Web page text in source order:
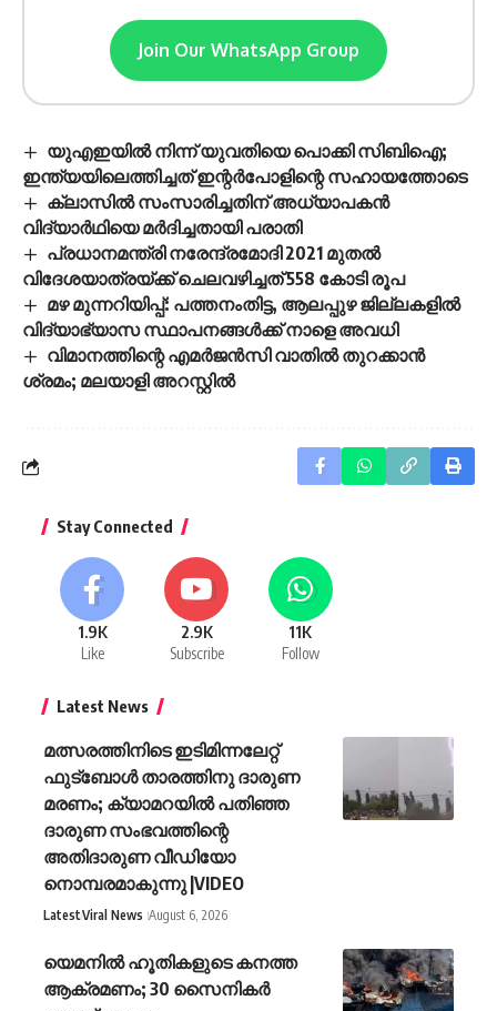
Join Our WhatsApp Group
യുഎഇയിൽ നിന്ന് യുവതിയെ പൊക്കി സിബിഐ;
ഇന്ത്യയിലെത്തിച്ചത് ഇന്റർപോളിന്റെ സഹായത്തോടെ
ക്ലാസില്‍ സംസാരിച്ചതിന് അധ്യാപകന്‍
വിദ്യാര്‍ഥിയെ മര്‍ദിച്ചതായി പരാതി
പ്രധാനമന്ത്രി നരേന്ദ്രമോദി 2021 മുതല്‍
വിദേശയാത്രയ്ക്ക് ചെലവഴിച്ചത് 558 കോടി രൂപ
മഴ മുന്നറിയിപ്പ്: പത്തനംതിട്ട, ആലപ്പുഴ ജില്ലകളിൽ
വിദ്യാഭ്യാസ സ്ഥാപനങ്ങൾക്ക് നാളെ അവധി
വിമാനത്തിന്റെ എമർജൻസി വാതിൽ തുറക്കാൻ
ശ്രമം; മലയാളി അറസ്റ്റിൽ
Stay Connected
1.9K
Like
2.9K
Subscribe
11K
Follow
Latest News
മത്സരത്തിനിടെ ഇടിമിന്നലേറ്റ്
ഫുട്‌ബോൾ താരത്തിനു ദാരുണ
മരണം; ക്യാമറയിൽ പതിഞ്ഞ
ദാരുണ സംഭവത്തിന്റെ
അതിദാരുണ വീഡിയോ
നൊമ്പരമാകുന്നു |VIDEO
LatestViral News August 6, 2026
യെമനില്‍ ഹൂതികളുടെ കനത്ത
ആക്രമണം; 30 സൈനികര്‍